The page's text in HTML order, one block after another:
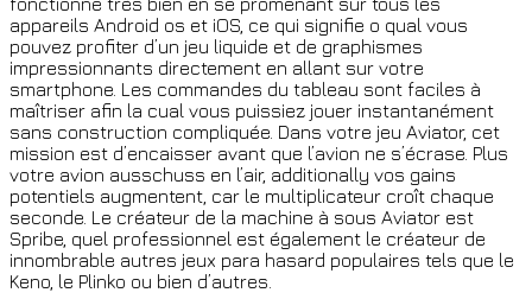
appareils Android os et iOS, ce qui signifie o qual vous
pouvez profiter d’un jeu liquide et de graphismes
impressionnants directement en allant sur votre
smartphone. Les commandes du tableau sont faciles à
maîtriser afin la cual vous puissiez jouer instantanément
sans construction compliquée. Dans votre jeu Aviator, cet
mission est d’encaisser avant que l’avion ne s’écrase. Plus
votre avion ausschuss en l’air, additionally vos gains
potentiels augmentent, car le multiplicateur croît chaque
seconde. Le créateur de la machine à sous Aviator est
Spribe, quel professionnel est également le créateur de
innombrable autres jeux para hasard populaires tels que le
Keno, le Plinko ou bien d’autres.